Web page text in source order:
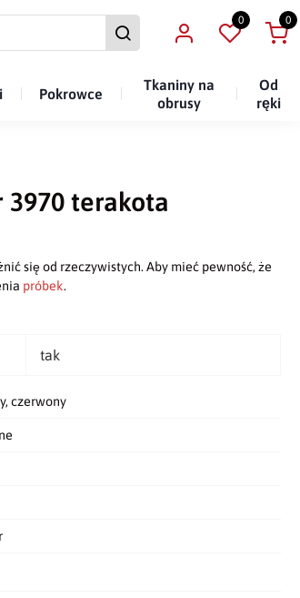
0 0
Pokrowce
Tkaniny na
obrusy
Od
ręki
terakota
się od rzeczywistych. Aby mieć pewność, że
próbek.
tak
czerwony